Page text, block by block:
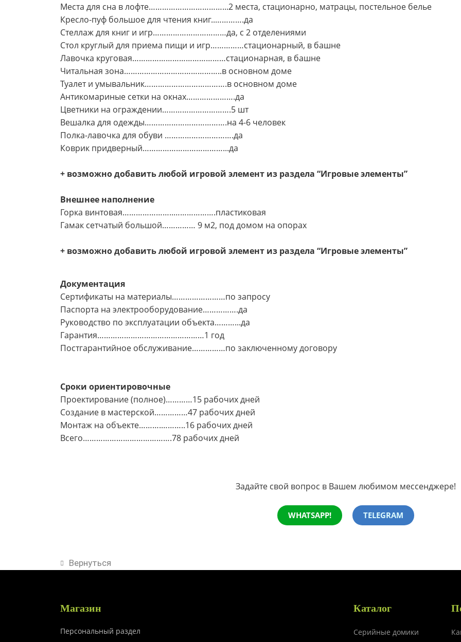
Места для сна в лофте……………………………...2 места, стационарно, матрацы, постельное белье
Кресло-пуф большое для чтения книг..………….да
Стеллаж для книг и игр……………………………да, с 2 отделениями
Стол круглый для приема пищи и игр……………стационарный, в башне
Лавочка круговая……………………………………стационарная, в башне
Читальная зона……………………………………..в основном доме
Туалет и умывальник……………………………….в основном доме
Антикомариные сетки на окнах………………….да
Цветники на ограждении………………………….5 шт
Вешалка для одежды……………………………….на 4-6 человек
Полка-лавочка для обуви ………………………….да
Коврик придверный………………………………...да
+ возможно добавить любой игровой элемент из раздела “Игровые элементы”
Внешнее наполнение
Горка винтовая…………………..……………….пластиковая
Гамак сетчатый большой…………… 9 м2, под домом на опорах
+ возможно добавить любой игровой элемент из раздела “Игровые элементы”
Документация
Сертификаты на материалы……………………по запросу
Паспорта на электрооборудование…………….да
Руководство по эксплуатации объекта………...да
Гарантия…………………………………………1 год
Постгарантийное обслуживание……………по заключенному договору
Сроки ориентировочные
Проектирование (полное)…………15 рабочих дней
Создание в мастерской……………47 рабочих дней
Монтаж на объекте……….………..16 рабочих дней
Всего………………………………….78 рабочих дней
Задайте свой вопрос в Вашем любимом мессенджере!
WHATSAPP! TELEGRAM
Вернуться
Магазин
Персональный раздел
Каталог
Серийные домики